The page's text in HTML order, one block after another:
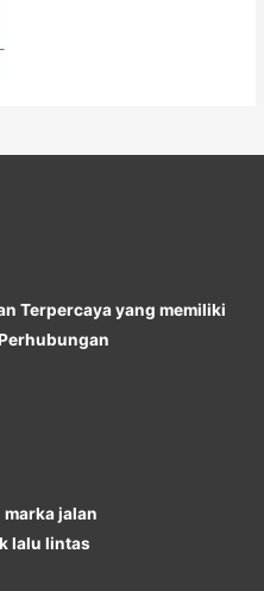
Terpercaya yang memiliki
jalan
lalu lintas